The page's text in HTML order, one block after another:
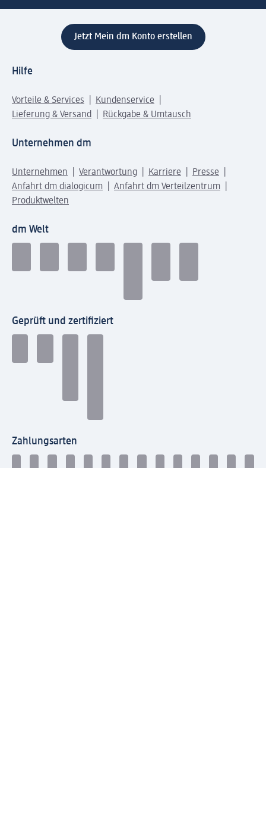
Jetzt Mein dm Konto erstellen
Hilfe
Vorteile & Services
Kundenservice
Lieferung & Versand
Rückgabe & Umtausch
Unternehmen dm
Unternehmen Verantwortung Karriere
Presse
Anfahrt dm dialogicum
Anfahrt dm Verteilzentrum
Produktwelten
dm Welt
Geprüft und zertifiziert
Zahlungsarten